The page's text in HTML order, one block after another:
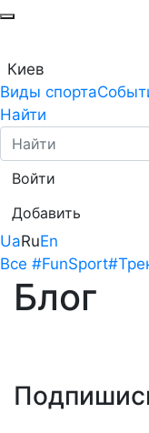
Киев
Виды спорта
Найти
Войти
Добавить
UaRuEn
Все #FunSport
Блог